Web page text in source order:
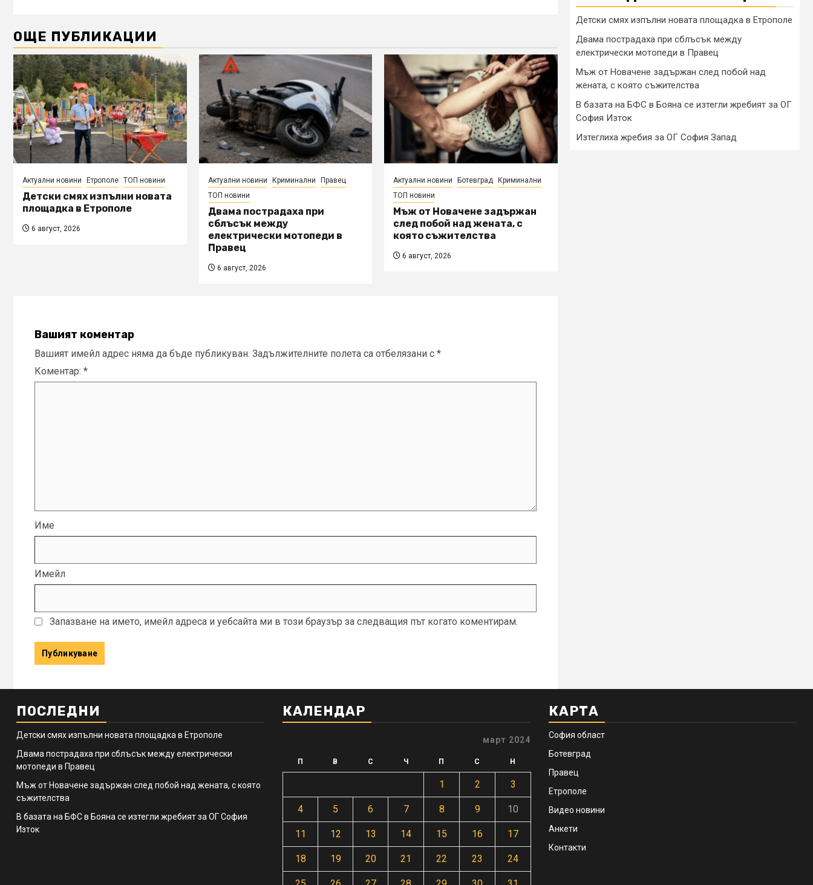
ОЩЕ ПУБЛИКАЦИИ
Актуални новини Етрополе ТОП новини
Детски смях изпълни новата
площадка в Етрополе
6 август, 2026
Актуални новини Криминални
Правец
ТОП новини
Двама пострадаха при
сблъсък между
електрически мотопеди в
Правец
6 август, 2026
Актуални новини Ботевград
Криминални
ТОП новини
Мъж от Новачене задържан
след побой над жената, с
която съжителства
6 август, 2026
Вашият коментар
Вашият имейл адрес няма да бъде публикуван. Задължителните полета са отбелязани с *
Коментар: *
Име
Имейл
Запазване на името, имейл адреса и уебсайта ми в този браузър за следващия път когато коментирам.
Детски смях изпълни новата площадка в Етрополе
Двама пострадаха при сблъсък между
електрически мотопеди в Правец
Мъж от Новачене задържан след побой над
жената, с която съжителства
В базата на БФС в Бояна се изтегли жребият за ОГ
София Изток
Изтеглиха жребия за ОГ София Запад
ПОСЛЕДНИ
Детски смях изпълни новата площадка в Етрополе
Двама пострадаха при сблъсък между електрически
мотопеди в Правец
Мъж от Новачене задържан след побой над жената, с която
съжителства
В базата на БФС в Бояна се изтегли жребият за ОГ София
Изток
КАЛЕНДАР
март 2024
П В С Ч П С Н
1 2 3
4 5 6 7 8 9 10
11 12 13 14 15 16 17
18 19 20 21 22 23 24
КАРТА
София област
Ботевград
Правец
Етрополе
Видео новини
Анкети
Контакти